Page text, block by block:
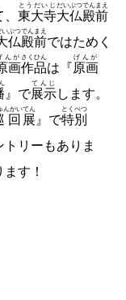
東大寺
とうだいじ
大仏殿
だいぶつでん
前
まえ
仏殿
いぶつでん
前
まえ
ではためく
画
んが
作品
さくひん
は『原画
げんが
』で展示
てんじ
します。
回
んかい
展
てん
』で特別
とくべつ
トリーもありま
す！